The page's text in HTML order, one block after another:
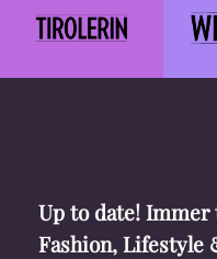
Up to date!
Fashion, Lifestyle